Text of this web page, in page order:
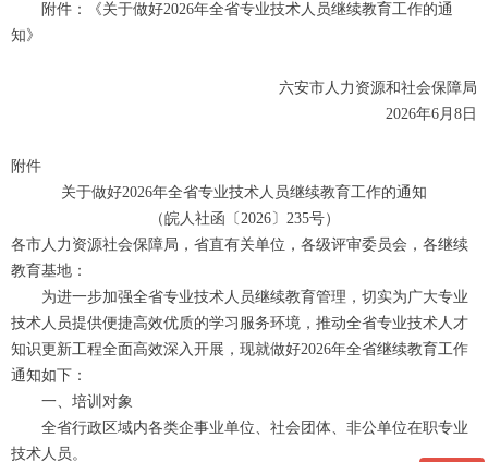
附件：《关于做好2026年全省专业技术人员继续教育工作的通
知》
六安市人力资源和社会保障局
2026年6月8日
附件
关于做好2026年全省专业技术人员继续教育工作的通知
（皖人社函〔2026〕235号）
各市人力资源社会保障局，省直有关单位，各级评审委员会，各继续
教育基地：
为进一步加强全省专业技术人员继续教育管理，切实为广大专业
技术人员提供便捷高效优质的学习服务环境，推动全省专业技术人才
知识更新工程全面高效深入开展，现就做好2026年全省继续教育工作
通知如下：
一、培训对象
全省行政区域内各类企事业单位、社会团体、非公单位在职专业
技术人员。